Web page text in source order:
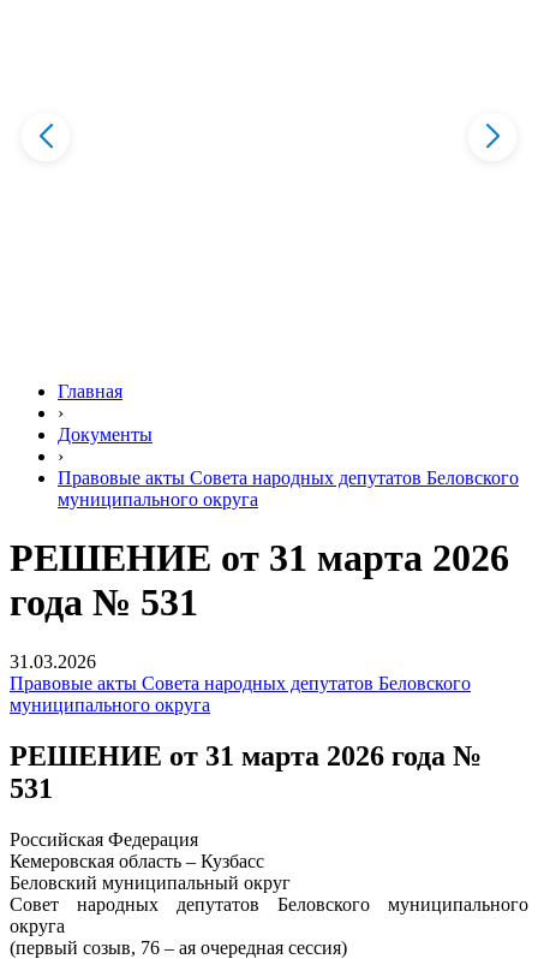
Главная
›
Документы
›
Правовые акты Совета народных депутатов Беловского
муниципального округа
РЕШЕНИЕ от 31 марта 2026
года № 531
31.03.2026
Правовые акты Совета народных депутатов Беловского
муниципального округа
РЕШЕНИЕ от 31 марта 2026 года №
531
Российская Федерация
Кемеровская область – Кузбасс
Беловский муниципальный округ
Совет народных депутатов Беловского муниципального
округа
(первый созыв, 76 – ая очередная сессия)